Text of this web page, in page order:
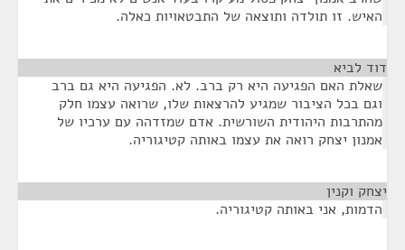
האיש. זו תולדה ותוצאה של התבטאויות כאלה.
דוד לביא
שאלת האם הפגיעה היא רק ברב. לא. הפגיעה היא גם ברב
וגם בכל הציבור שמגיע להרצאות שלו, שרואה עצמו חלק
מהתרבות היהודית השורשית. אדם שמזדהה עם ערכיו של
אמנון יצחק רואה את עצמו באותה קטיגוריה.
יצחק וקנין
הדמות, אני באותה קטיגוריה.